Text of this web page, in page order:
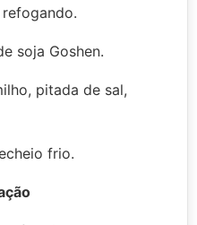
soja Goshen.
pitada de sal,
frio.